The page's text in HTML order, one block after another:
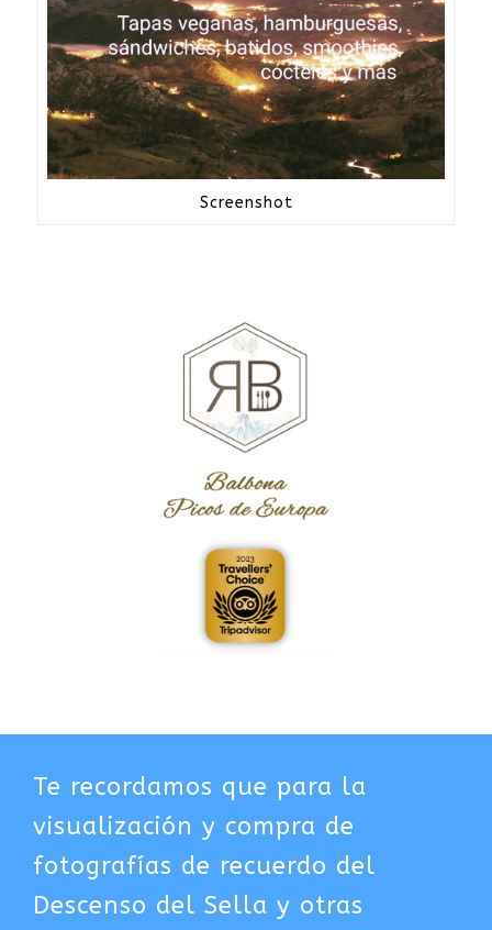
Screenshot
Te recordamos que para la
visualización y compra de
fotografías de recuerdo del
Descenso del Sella y otras